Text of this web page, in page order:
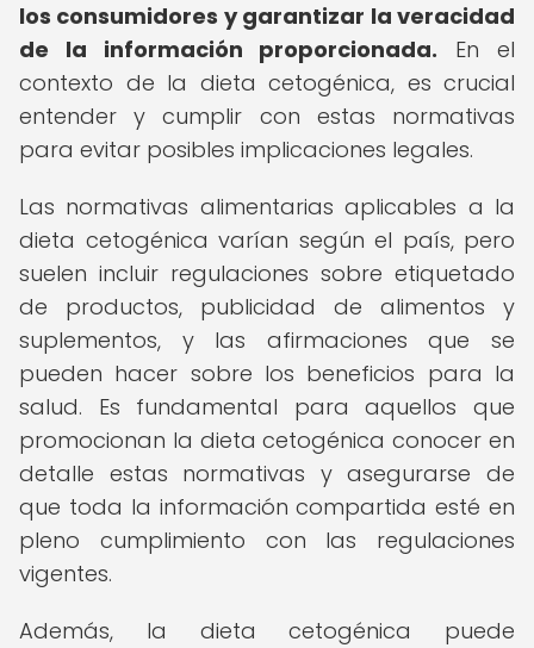
los consumidores y garantizar la veracidad
de la información proporcionada. En el
contexto de la dieta cetogénica, es crucial
entender y cumplir con estas normativas
para evitar posibles implicaciones legales.
Las normativas alimentarias aplicables a la
dieta cetogénica varían según el país, pero
suelen incluir regulaciones sobre etiquetado
de productos, publicidad de alimentos y
suplementos, y las afirmaciones que se
pueden hacer sobre los beneficios para la
salud. Es fundamental para aquellos que
promocionan la dieta cetogénica conocer en
detalle estas normativas y asegurarse de
que toda la información compartida esté en
pleno cumplimiento con las regulaciones
vigentes.
Además, la dieta cetogénica puede